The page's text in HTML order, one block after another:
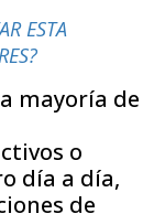
ESTA
mayoría de
o
día a día,
de